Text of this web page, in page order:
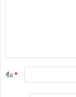
ชื่อ*